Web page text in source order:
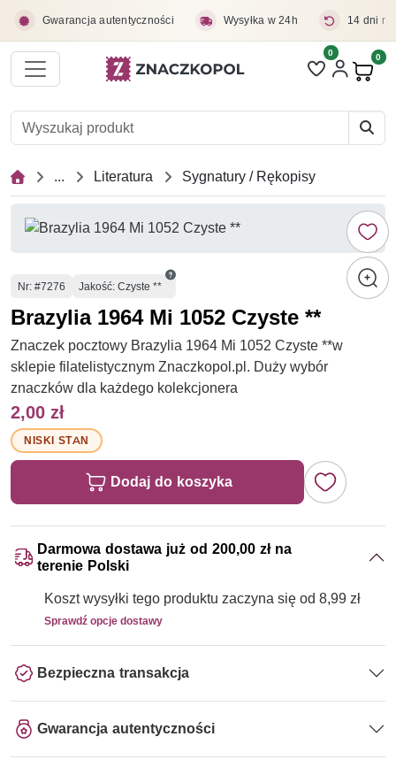
Gwarancja autentyczności Wysyłka w 24h 14 dni
Liczba pozycji
0 0
... Literatura Sygnatury / Rękopisy
Numer
Nr: #7276 Jakość: Czyste **
Brazylia 1964 Mi 1052 Czyste **
Znaczek pocztowy Brazylia 1964 Mi 1052 Czyste **w
sklepie filatelistycznym Znaczkopol.pl. Duży wybór
znaczków dla każdego kolekcjonera
2,00 zł
NISKI STAN
Dodaj do koszyka
Darmowa dostawa już od 200,00 zł na
terenie Polski
Koszt wysyłki tego produktu zaczyna się od 8,99 zł
Sprawdź opcje dostawy
Bezpieczna transakcja
Gwarancja autentyczności